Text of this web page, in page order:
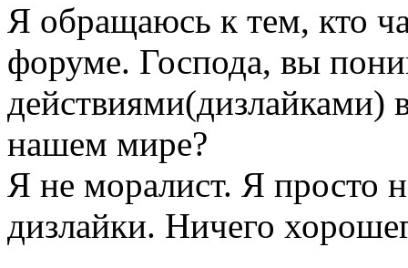
Я обращаюсь к тем, кто
форуме. Господа, вы
действиями(дизлайками)
нашем мире?
Я не моралист. Я просто
дизлайки. Ничего